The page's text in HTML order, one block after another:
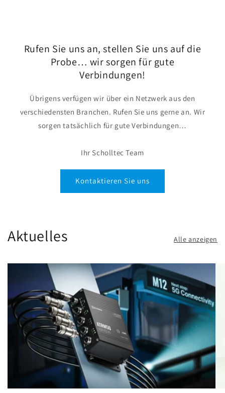
Rufen Sie uns an, stellen Sie uns auf die
Probe… wir sorgen für gute
Verbindungen!
Übrigens verfügen wir über ein Netzwerk aus den
verschiedensten Branchen. Rufen Sie uns gerne an. Wir
sorgen tatsächlich für gute Verbindungen…
Ihr Scholltec Team
Kontaktieren Sie uns
Aktuelles Alle anzeigen